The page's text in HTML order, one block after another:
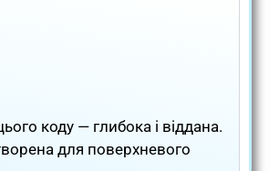
коду — глибока і віддана.
для поверхневого